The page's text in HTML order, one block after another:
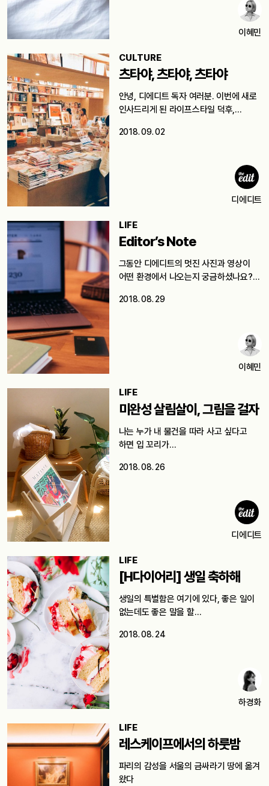
이혜민
CULTURE
츠타야, 츠타야, 츠타야
안녕, 디에디트 독자 여러분. 이번에 새로
인사드리게 된 라이프스타일 덕후,…
2018. 09. 02
디에디트
LIFE
Editor’s Note
그동안 디에디트의 멋진 사진과 영상이
어떤 환경에서 나오는지 궁금하셨나요?
2018. 08. 29
이혜민
LIFE
미완성 살림살이, 그림을 걸자
나는 누가 내 물건을 따라 사고 싶다고
하면 입 꼬리가…
2018. 08. 26
디에디트
LIFE
[H다이어리] 생일 축하해
생일의 특별함은 여기에 있다, 좋은 일이
없는데도 좋은 말을 할…
2018. 08. 24
하경화
LIFE
레스케이프에서의 하룻밤
파리의 감성을 서울의 금싸라기 땅에 옮겨
왔다